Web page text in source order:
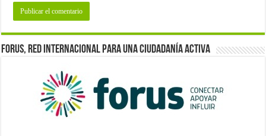
Forus, red internacional para una ciudadanía activa